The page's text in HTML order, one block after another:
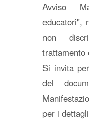
Avviso
educatori",
non
trattamento
Si invita
del
per i